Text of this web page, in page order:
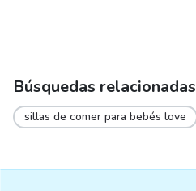
Búsquedas relacionadas
sillas de comer para bebés love